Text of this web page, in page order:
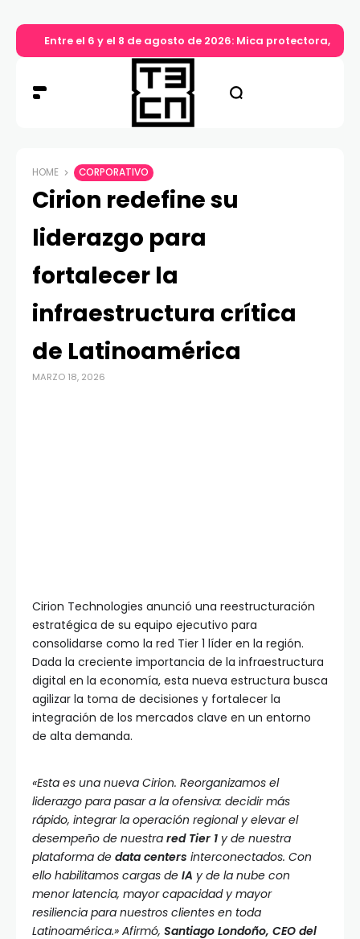
Entre el 6 y el 8 de agosto de 2026: Mica protectora,
HOME CORPORATIVO
Cirion redefine su
liderazgo para
fortalecer la
infraestructura crítica
de Latinoamérica
MARZO 18, 2026
Cirion Technologies anunció una reestructuración
estratégica de su equipo ejecutivo para
consolidarse como la red Tier 1 líder en la región.
Dada la creciente importancia de la infraestructura
digital en la economía, esta nueva estructura busca
agilizar la toma de decisiones y fortalecer la
integración de los mercados clave en un entorno
de alta demanda.
«Esta es una nueva Cirion. Reorganizamos el
liderazgo para pasar a la ofensiva: decidir más
rápido, integrar la operación regional y elevar el
desempeño de nuestra red Tier 1 y de nuestra
plataforma de data centers interconectados. Con
ello habilitamos cargas de IA y de la nube con
menor latencia, mayor capacidad y mayor
resiliencia para nuestros clientes en toda
Latinoamérica.» Afirmó, Santiago Londoño, CEO del